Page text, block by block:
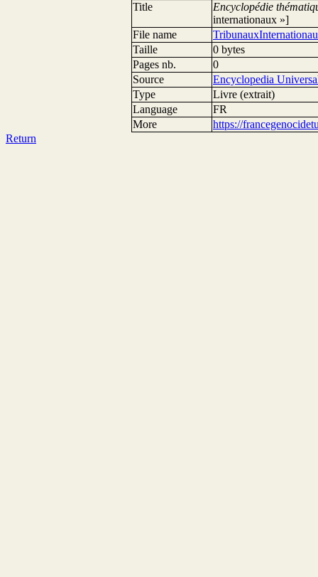
Title
Encyclopédie
internationaux »]
File name
Taille
0 bytes
Pages nb.
0
Source
Encyclopedia
Type
Livre (extrait)
Language
FR
More
https://
Return